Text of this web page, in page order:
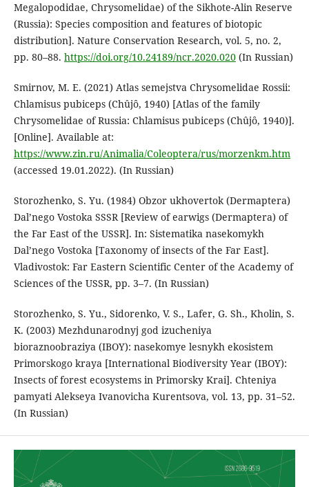
Megalopodidae, Chrysomelidae) of the Sikhote-Alin Reserve
(Russia): Species composition and features of biotopic
distribution]. Nature Conservation Research, vol. 5, no. 2,
pp. 80–88. https://doi.org/10.24189/ncr.2020.020(In Russian)
Smirnov, M. E. (2021) Atlas semejstva Chrysomelidae Rossii:
Chlamisus pubiceps (Chûjȏ, 1940) [Atlas of the family
Chrysomelidae of Russia: Chlamisus pubiceps (Chûjȏ, 1940)].
[Online]. Available at:
https://www.zin.ru/Animalia/Coleoptera/rus/morzenkm.htm
(accessed 19.01.2022). (In Russian)
Storozhenko, S. Yu. (1984) Obzor ukhovertok (Dermaptera)
Dal’nego Vostoka SSSR [Review of earwigs (Dermaptera) of
the Far East of the USSR]. In: Sistematika nasekomykh
Dal’nego Vostoka [Taxonomy of insects of the Far East].
Vladivostok: Far Eastern Scientific Center of the Academy of
Sciences of the USSR, pp. 3–7. (In Russian)
Storozhenko, S. Yu., Sidorenko, V. S., Lafer, G. Sh., Kholin, S.
K. (2003) Mezhdunarodnyj god izucheniya
bioraznoobraziya (IBOY): nasekomye lesnykh ekosistem
Primorskogo kraya [International Biodiversity Year (IBOY):
Insects of forest ecosystems in Primorsky Krai]. Chteniya
pamyati Alekseya Ivanovicha Kurentsova, vol. 13, pp. 31–52.
(In Russian)